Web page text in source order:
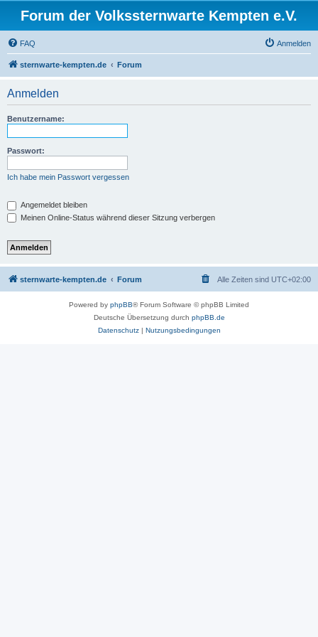
Forum der Volkssternwarte Kempten e.V.
FAQ Anmelden
sternwarte-kempten.de Forum
Anmelden
Benutzername:
Passwort:
Ich habe mein Passwort vergessen
Angemeldet bleiben
Meinen Online-Status während dieser Sitzung verbergen
sternwarte-kempten.de Forum Alle Zeiten sind UTC+02:00
Powered by phpBB® Forum Software © phpBB Limited
Deutsche Übersetzung durch phpBB.de
Datenschutz| Nutzungsbedingungen